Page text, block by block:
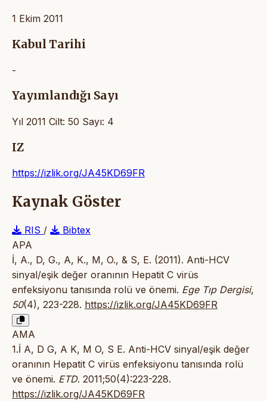
1 Ekim 2011
Kabul Tarihi
-
Yayımlandığı Sayı
Yıl 2011 Cilt: 50 Sayı: 4
IZ
https://izlik.org/JA45KD69FR
Kaynak Göster
RIS /
Bibtex
APA
İ, A., D, G., A, K., M, O., & S, E. (2011). Anti-HCV
sinyal/eşik değer oranının Hepatit C virüs
enfeksiyonu tanısında rolü ve önemi. Ege Tıp Dergisi,
50(4), 223-228. https://izlik.org/JA45KD69FR
AMA
1.İ A, D G, A K, M O, S E. Anti-HCV sinyal/eşik değer
oranının Hepatit C virüs enfeksiyonu tanısında rolü
ve önemi. ETD. 2011;50(4):223-228.
https://izlik.org/JA45KD69FR